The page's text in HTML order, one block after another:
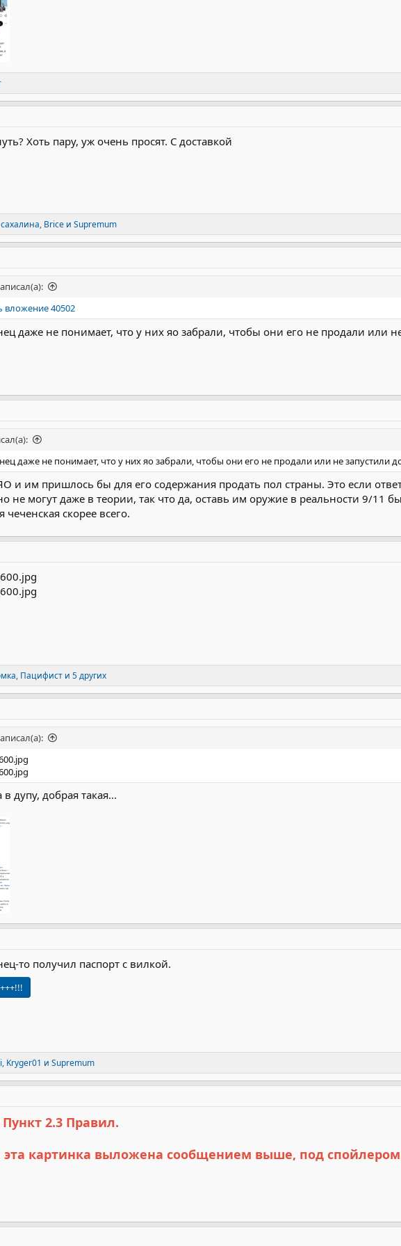
области он нашел 2500 пригодных к использованию снарядов, которые русские
территорию, нужно проверить болота», — сказал Полюхович, отметив, что это
использовать свои боеприпасы.
Хоть пару, уж очень просят. С доставкой
, Brice и Supremum
вложение 40502
даже не понимает, что у них яо забрали, чтобы они его не продали или
даже не понимает, что у них яо забрали, чтобы они его не продали или не запустили
и им пришлось бы для его содержания продать пол страны. Это если
не могут даже в теории, так что да, оставь им оружие в реальности 9/11
чеченская скорее всего.
, Пацифист и 5 других
дупу, добрая такая...
то получил паспорт с вилкой.
, Kryger01 и Supremum
2.3 Правил.
эта картинка выложена сообщением выше, под